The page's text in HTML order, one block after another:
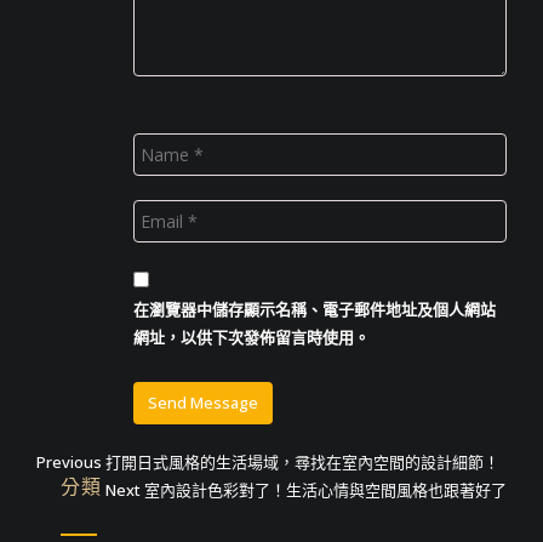
在瀏覽器中儲存顯示名稱、電子郵件地址及個人網站
網址，以供下次發佈留言時使用。
文
Previous Previous
post:
打開日式風格的生活場域，尋找在室內空間的設計細節！
Next Next
室內設計色彩對了！生活心情與空間風格也跟著好了
分類